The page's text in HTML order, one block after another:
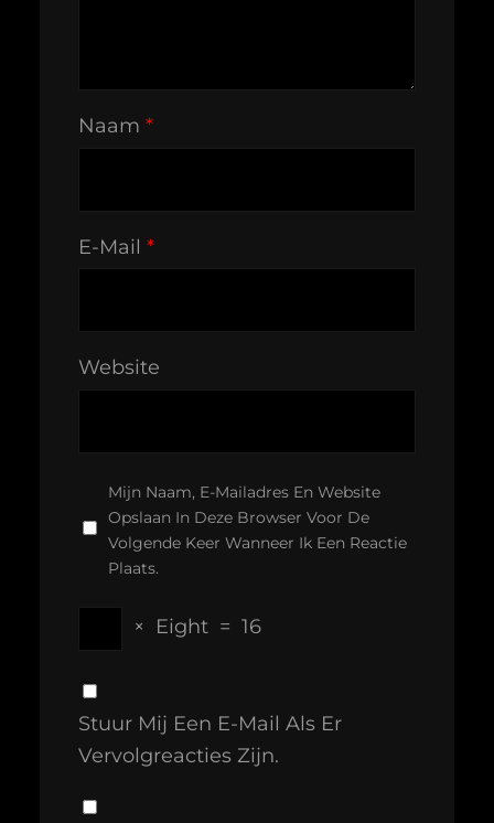
Naam *
E-Mail *
Website
Mijn Naam, E-Mailadres En Website
Opslaan In Deze Browser Voor De
Volgende Keer Wanneer Ik Een Reactie
Plaats.
× Eight = 16
Stuur Mij Een E-Mail Als Er
Vervolgreacties Zijn.